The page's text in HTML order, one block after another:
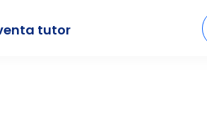
tutor